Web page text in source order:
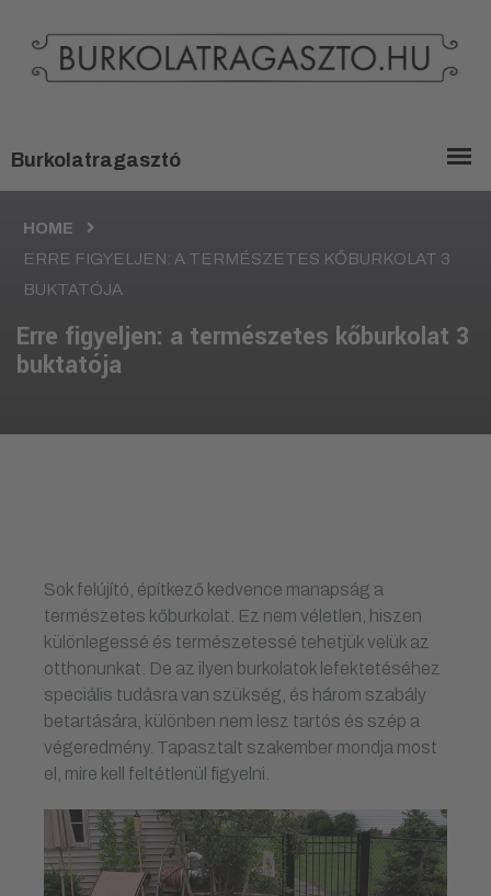
HOME
ERRE FIGYELJEN: A TERMÉSZETES KŐBURKOLAT 3
BUKTATÓJA
Erre figyeljen: a természetes kőburkolat 3
buktatója
Sok felújító, építkező kedvence manapság a
természetes kőburkolat. Ez nem véletlen, hiszen
különlegessé és természetessé tehetjük velük az
otthonunkat. De az ilyen burkolatok lefektetéséhez
speciális tudásra van szükség, és három szabály
betartására, különben nem lesz tartós és szép a
végeredmény. Tapasztalt szakember mondja most
el, mire kell feltétlenül figyelni.